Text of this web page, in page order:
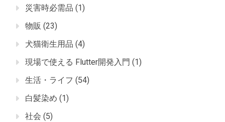
災害時必需品 (1)
物販 (23)
犬猫衛生用品 (4)
現場で使える Flutter開発入門 (1)
生活・ライフ (54)
白髪染め (1)
社会 (5)